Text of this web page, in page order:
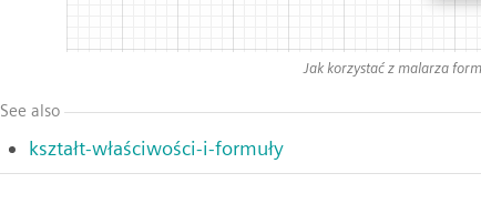
Jak korzystać z malarza
kształt-właściwości-i-formuły
See also